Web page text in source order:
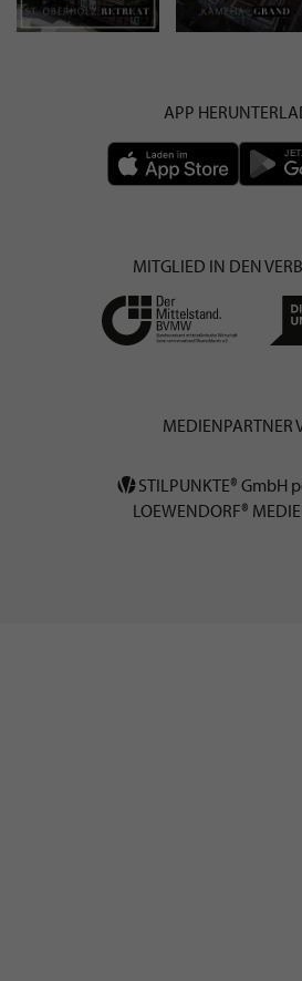
APP
MITGLIED IN DEN
MEDIENPARTNER
STILPUNKTE® GmbH
LOEWENDORF®